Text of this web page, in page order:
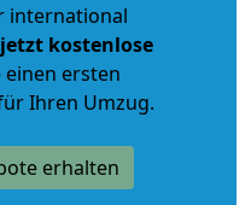
international
kostenlose
einen ersten
Ihren Umzug.
erhalten